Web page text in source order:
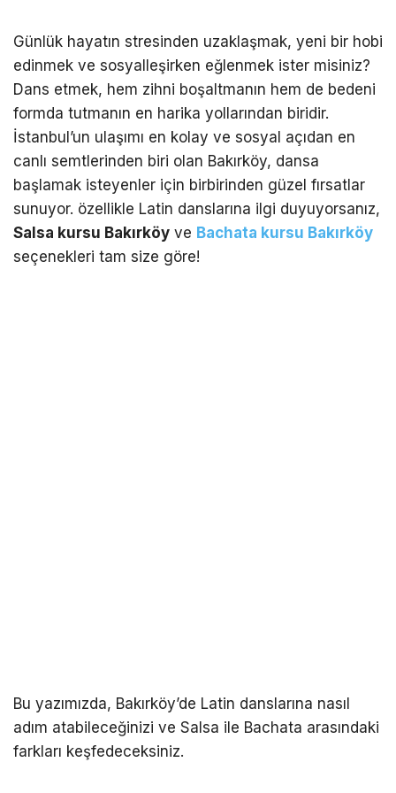
Günlük hayatın stresinden uzaklaşmak, yeni bir hobi
edinmek ve sosyalleşirken eğlenmek ister misiniz?
Dans etmek, hem zihni boşaltmanın hem de bedeni
formda tutmanın en harika yollarından biridir.
İstanbul’un ulaşımı en kolay ve sosyal açıdan en
canlı semtlerinden biri olan Bakırköy, dansa
başlamak isteyenler için birbirinden güzel fırsatlar
sunuyor. özellikle Latin danslarına ilgi duyuyorsanız,
Salsa kursu Bakırköy ve Bachata kursu Bakırköy
seçenekleri tam size göre!
Bu yazımızda, Bakırköy’de Latin danslarına nasıl
adım atabileceğinizi ve Salsa ile Bachata arasındaki
farkları keşfedeceksiniz.